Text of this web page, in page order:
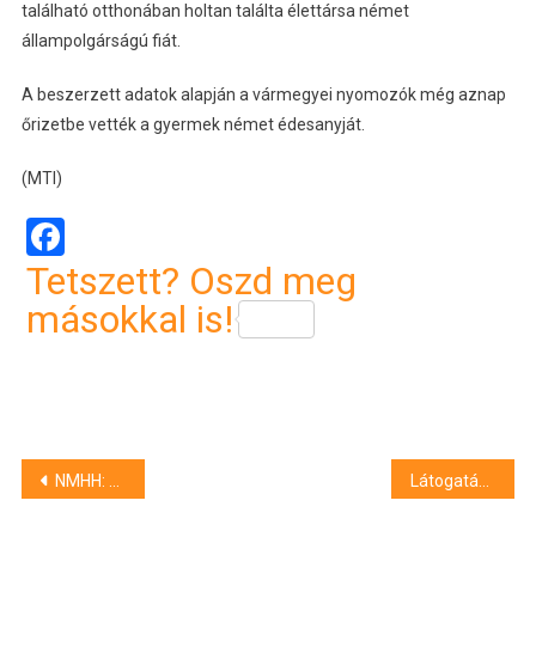
található otthonában holtan találta élettársa német
állampolgárságú fiát.
A beszerzett adatok alapján a vármegyei nyomozók még aznap
őrizetbe vették a gyermek német édesanyját.
(MTI)
Facebook
Tetszett? Oszd meg
másokkal is!
Bejegyzés
NMHH: megugrott a hazai csomagautomaták száma Látogatási korlátozást vezettek be a zalaegerszegi kórházban